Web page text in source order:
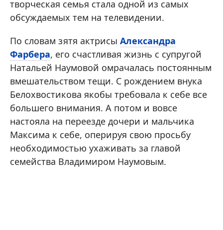
творческая семья стала одной из самых
обсуждаемых тем на телевидении.
По словам зятя актрисы Александра
Фарбера, его счастливая жизнь с супругой
Натальей Наумовой омрачалась постоянным
вмешательством тещи. С рождением внука
Белохвостикова якобы требовала к себе все
большего внимания. А потом и вовсе
настояла на переезде дочери и мальчика
Максима к себе, оперируя свою просьбу
необходимостью ухаживать за главой
семейства Владимиром Наумовым.